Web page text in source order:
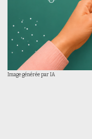
Image générée par IA